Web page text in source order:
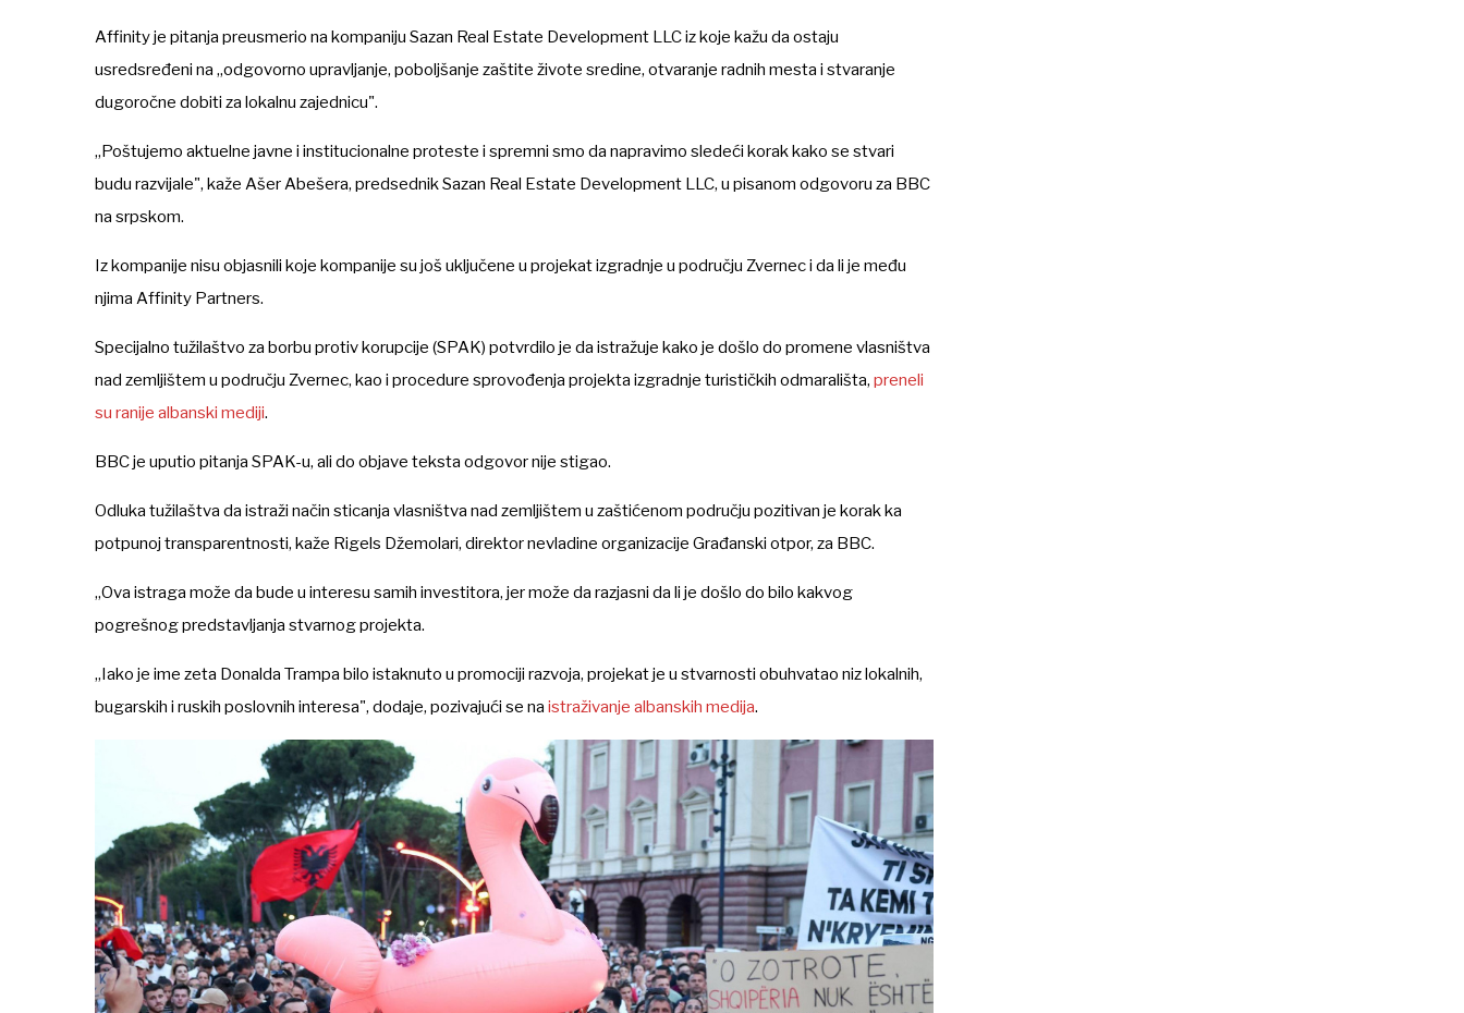
Affinityje pitanja preusmerio na kompaniju Sazan Real Estate Development LLCiz koje kažu da ostaju
usredsređeni na „odgovorno upravljanje, poboljšanje zaštite živote sredine, otvaranje radnih mesta i stvaranje
dugoročne dobiti za lokalnu zajednicu".
„Poštujemo aktuelne javne i institucionalne proteste i spremni smo da napravimo sledeći korak kako se stvari
budu razvijale", kaže Ašer Abešera, predsednikSazan Real Estate Development LLC, u pisanom odgovoru za BBC
na srpskom.
Iz kompanije nisu objasnili koje kompanije su još uključene u projekat izgradnje u području Zvernec i da li je među
njima Affinity Partners.
Specijalno tužilaštvo za borbu protiv korupcije (SPAK) potvrdilo je da istražuje kako je došlo do promene vlasništva
nad zemljištem u području Zvernec, kao i procedure sprovođenja projekta izgradnje turističkih odmarališta, preneli
su ranije albanski mediji.
BBC je uputio pitanja SPAK-u, ali do objave teksta odgovor nije stigao.
Odluka tužilaštva da istraži način sticanja vlasništva nad zemljištem u zaštićenom području pozitivan je korak ka
potpunoj transparentnosti, kaže Rigels Džemolari, direktor nevladine organizacije Građanski otpor, za BBC.
„Ova istraga može da bude u interesu samih investitora, jer može da razjasni da li je došlo do bilo kakvog
pogrešnog predstavljanja stvarnog projekta.
„Iako je ime zeta Donalda Trampa bilo istaknuto u promociji razvoja, projekat je u stvarnosti obuhvatao niz lokalnih,
bugarskih i ruskih poslovnih interesa", dodaje, pozivajući se na istraživanje albanskih medija.